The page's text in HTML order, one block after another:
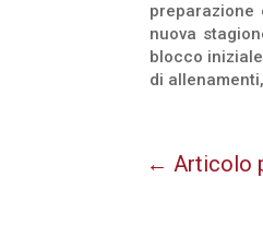
nuova
blocco
di
←Articolo